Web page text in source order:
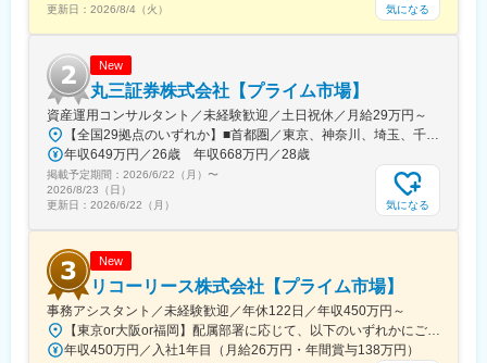
スがある環境です。
社員一人一人を大切にする会社で、在宅勤務やフレックスの制
度、転勤手当や社宅補助など働き方や福利厚生が充実していま
す。
Aflac Cafeという自己研鑽に関するセミナーや試験受験料等の補助
があります。
変更の範囲：本文参照
更新日： 2026/8/4（火） 気になる
New
丸三証券株式会社【プライム市場】
資産運用コンサルタント／未経験歓迎／土日祝休／月給29万円～
【全国29拠点のいずれか】■首都圏／東京、神奈川、埼玉、千葉■関東／栃木、群馬■関西／大阪、兵庫、京都■中部／愛知■北信越／新潟■東北／福島■中四国／岡山、広島■九州／福岡※詳細住所は「勤務地一覧」からご確認いただけます※受動喫煙対策：屋内全面禁煙※U・Iターン支援あり（社宅制度など）★：総合職の募集━━━全国転勤を含む総合職での募集です。4年程度のサイクルで支店や部署を異動し、経験を積み重ねながらキャリアを進んでいきます。定例で行う上長との面談で「マネジメントを目指したい」「経験を活かして人事へキャリアチェンジしたい」などの希望を出すことが可能です。日頃から上司との距離も近く、個人の働きっぷりがよく見える環境。希望や適性、これからに対する期待などに応じて、最適な配属を行っています。◎社宅制度、引っ越し費用負担があり、生活の不安なく経験の幅を広げていただけます。
年収649万円／26歳 年収668万円／28歳
掲載予定期間： 2026/6/22（月） 〜
2026/8/23（日）
更新日： 2026/6/22（月） 気になる
New
リコーリース株式会社【プライム市場】
事務アシスタント／未経験歓迎／年休122日／年収450万円～
【東京or大阪or福岡】配属部署に応じて、以下のいずれかにご勤務いただきます。初期配属地は、ご希望の地域に配属いたします。■本社東京都港区東新橋1-5-2 汐留シティセンター19F☆JR・地下鉄各線 新橋駅より徒歩1分☆都営地下鉄大江戸線 汐留駅より徒歩1分■豊洲事業所東京都江東区東雲1-7-12 KDX豊洲グランスクエア7F☆東京メトロ有楽町線・ゆりかもめ 豊洲駅 徒歩12分☆りんかい線 東雲駅 徒歩12分※豊洲駅より「KDXグランスクエア行き無料シャトルバス」が運行しています。■関西支社大阪府大阪市北区堂島浜2-2-28 堂島アクシスビル12F☆地下鉄四ツ橋線・西梅田駅より徒歩10分・肥後橋駅 徒歩7分☆JR大阪駅 徒歩15分■九州支社福岡県福岡市博多区博多駅東2-10-35 博多プライムイースト3F☆JR博多駅より徒歩7分※受動喫煙対策有（屋内全面禁煙）
年収450万円／入社1年目（月給26万円・年間賞与138万円）